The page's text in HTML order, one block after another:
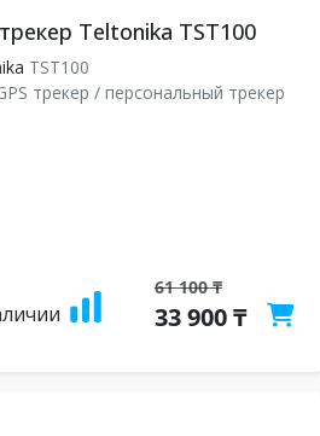
Teltonika TST100
TST100
трекер / персональный трекер
61 100 ₸
33 900 ₸